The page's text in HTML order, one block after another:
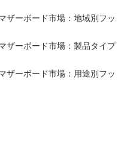
ザーボード市場：地域別フッ
ザーボード市場：製品タイプ
ザーボード市場：用途別フッ